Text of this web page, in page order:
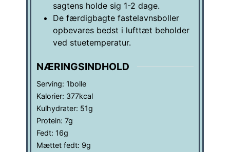
sagtens holde sig 1-2 dage.
De færdigbagte fastelavnsboller
opbevares bedst i lufttæt beholder
ved stuetemperatur.
NÆRINGSINDHOLD
Serving: 1bolle
Kalorier: 377kcal
Kulhydrater: 51g
Protein:7g
Fedt: 16g
Mættet fedt: 9g